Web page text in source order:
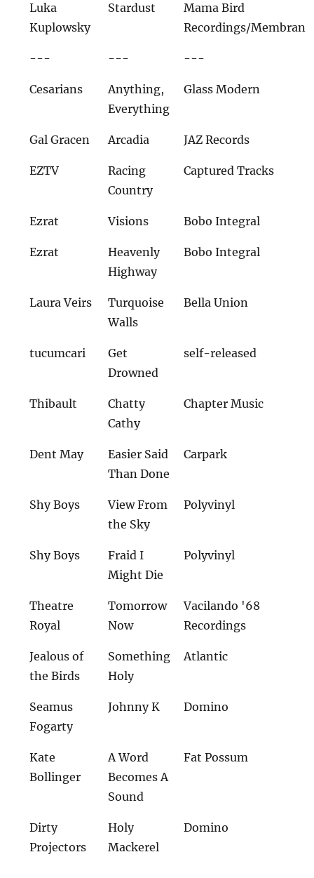
Luka
Kuplowsky
Stardust
Mama Bird
Recordings/Membran
--- --- ---
Cesarians
Anything,
Everything
Glass Modern
Gal Gracen Arcadia JAZ Records
EZTV
Racing
Country
Captured Tracks
Ezrat Visions Bobo Integral
Ezrat
Heavenly
Highway
Bobo Integral
Laura Veirs
Turquoise
Walls
Bella Union
tucumcari
Get
Drowned
self-released
Thibault
Chatty
Cathy
Chapter Music
Dent May
Easier Said
Than Done
Carpark
Shy Boys
View From
the Sky
Polyvinyl
Shy Boys
Fraid I
Might Die
Polyvinyl
Theatre
Royal
Tomorrow
Now
Vacilando '68
Recordings
Jealous of
the Birds
Something
Holy
Atlantic
Seamus
Fogarty
Johnny K Domino
Kate
Bollinger
A Word
Becomes A
Sound
Fat Possum
Dirty
Projectors
Holy
Mackerel
Domino